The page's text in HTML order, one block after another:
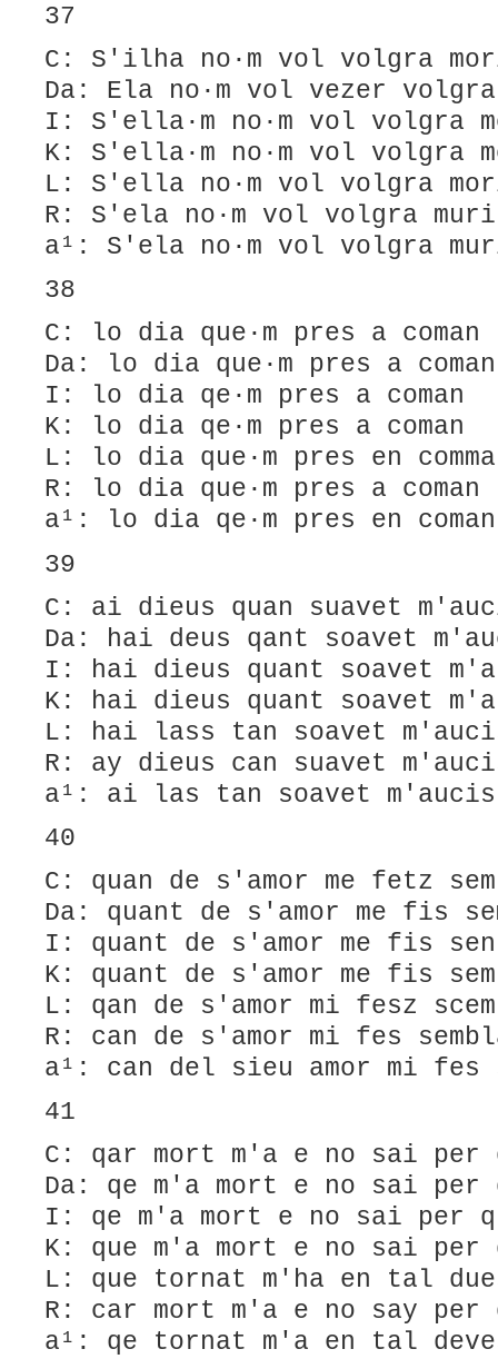
37
C: S'ilha no·m vol volgra
Da: Ela no·m vol vezer
I: S'ella·m no·m vol volgra
K: S'ella·m no·m vol volgra
L: S'ella no·m vol volgra
R: S'ela no·m vol volgra
a¹: S'ela no·m vol volgra
38
C: lo dia que·m pres a coman
Da: lo dia que·m pres a coman
I: lo dia qe·m pres a coman
K: lo dia qe·m pres a coman
L: lo dia que·m pres en
R: lo dia que·m pres a coman
a¹: lo dia qe·m pres en coman
39
C: ai dieus quan suavet
Da: hai deus qant soavet
I: hai dieus quant soavet
K: hai dieus quant soavet
L: hai lass tan soavet
R: ay dieus can suavet
a¹: ai las tan soavet m'aucis
40
C: quan de s'amor me fetz
Da: quant de s'amor me fis
I: quant de s'amor me fis
K: quant de s'amor me fis
L: qan de s'amor mi fesz
R: can de s'amor mi fes
a¹: can del sieu amor mi fes
41
C: qar mort m'a e no sai per
Da: qe m'a mort e no sai per
I: qe m'a mort e no sai per
K: que m'a mort e no sai per
L: ​que tornat m'ha en tal
R: car mort m'a e no say per
a¹: qe tornat m'a en tal